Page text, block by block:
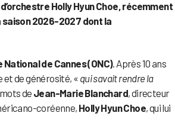
Holly Hyun Choe, récemment
saison 2026-2027 dont la
de Cannes (ONC). Après 10 ans
et de générosité, «qui savait rendre la
deJean-Marie Blanchard, directeur
coréenne, Holly Hyun Choe, qui lui